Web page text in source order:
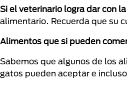
Si el veterinario logra dar con
alimentario. Recuerda que su
Alimentos que si pueden
Sabemos que algunos de los
gatos pueden aceptar e